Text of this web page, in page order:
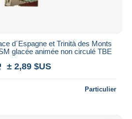
d´Espagne et Trinità des Monts
glacée animée non circulé TBE
± 2,89 $US
Particulier